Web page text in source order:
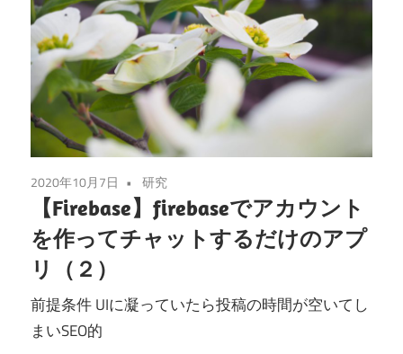
2020年10月7日 研究
【Firebase】firebaseでアカウント
を作ってチャットするだけのアプ
リ（２）
前提条件 UIに凝っていたら投稿の時間が空いてし
まいSEO的